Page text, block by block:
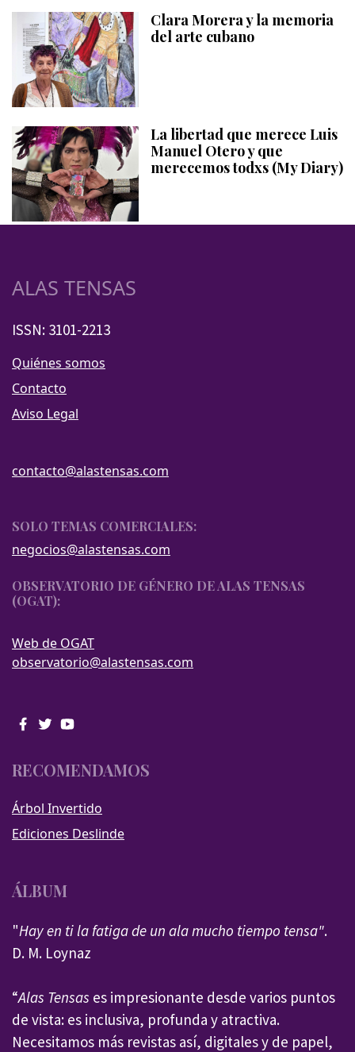
Clara Morera y la memoria
del arte cubano
La libertad que merece Luis
Manuel Otero y que
merecemos todxs (My Diary)
ALAS TENSAS
ISSN: 3101-2213
Quiénes somos
Contacto
Aviso Legal
contacto@alastensas.com
SOLO TEMAS COMERCIALES:
negocios@alastensas.com
OBSERVATORIO DE GÉNERO DE ALAS TENSAS
(OGAT):
Web de OGAT
observatorio@alastensas.com
RECOMENDAMOS
Árbol Invertido
Ediciones Deslinde
ÁLBUM
"Hay en ti la fatiga de un ala mucho tiempo tensa".
D. M. Loynaz
“Alas Tensas es impresionante desde varios puntos
de vista: es inclusiva, profunda y atractiva.
Necesitamos más revistas así, digitales y de papel,